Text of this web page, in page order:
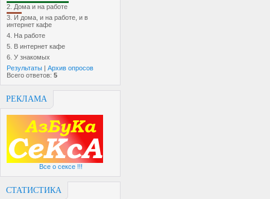
2. Дома и на работе
3. И дома, и на работе, и в
интернет кафе
4. На работе
5. В интернет кафе
6. У знакомых
Результаты | Архив опросов
Всего ответов: 5
РЕКЛАМА
Все о сексе !!!
СТАТИСТИКА